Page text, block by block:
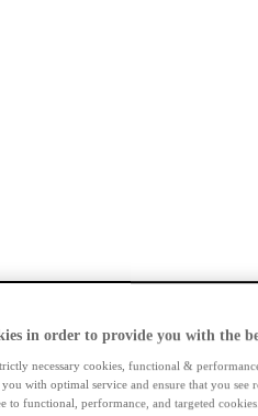
in order to provide you with the
necessary cookies, functional &
with optimal service and ensure that you
to functional, performance, and targeted